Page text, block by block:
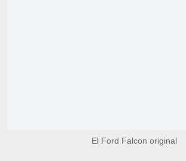
El Ford Falcon original